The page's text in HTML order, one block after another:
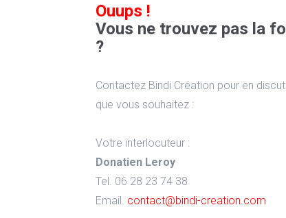
Ouups !
Vous ne trouvez pas la
?
Contactez Bindi Création pour en
que vous souhaitez :
Votre interlocuteur :
Donatien Leroy
Tel. 06 28 23 74 38
Email. contact@bindi-creation.com